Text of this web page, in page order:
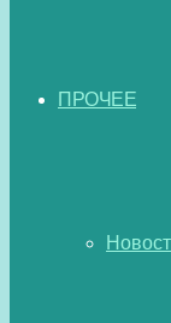
ПРОЧЕЕ